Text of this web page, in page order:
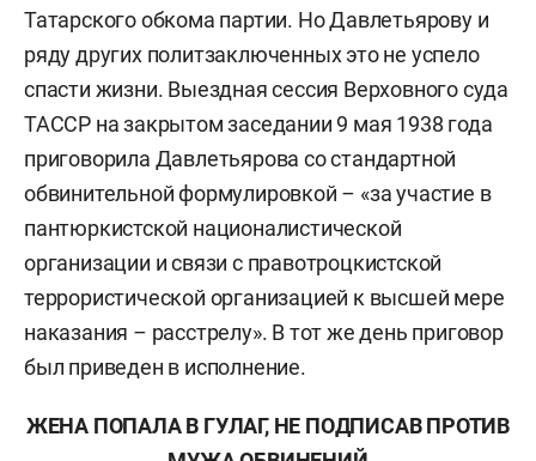
Татарского обкома партии. Но Давлетьярову и
ряду других политзаключенных это не успело
спасти жизни. Выездная сессия Верховного суда
ТАССР на закрытом заседании 9 мая 1938 года
приговорила Давлетьярова со стандартной
обвинительной формулировкой – «за участие в
пантюркистской националистической
организации и связи с правотроцкистской
террористической организацией к высшей мере
наказания – расстрелу». В тот же день приговор
был приведен в исполнение.
ЖЕНА ПОПАЛА В ГУЛАГ, НЕ ПОДПИСАВ ПРОТИВ